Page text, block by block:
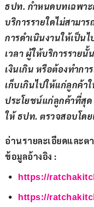
ธปท. กำหนดบทเฉพาะ
บริการรายใดไม่สามา
การดำเนินงานให้เป็น
เวลา ผู้ให้บริการราย
เงินเกิน หรือต้องทำกา
เก็บเกินไปให้แก่ลูกค้า
ประโยชน์แก่ลูกค้าที่สุ
ให้ ธปท. ตรวจสอบโดย
อ่านรายละเอียดและ
ข้อมูลอ้างอิง :
https://
https://